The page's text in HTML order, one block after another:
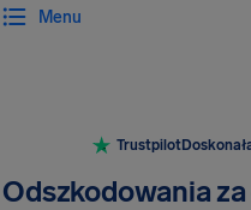
Menu
Trustpilot
Odszkodowania